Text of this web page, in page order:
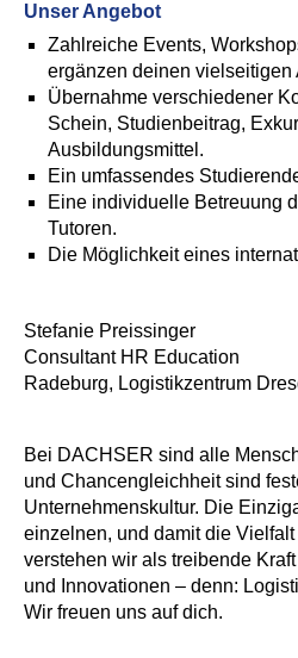
Unser Angebot
Zahlreiche Events,
ergänzen deinen vielseitigen
Übernahme verschiedener
Schein, Studienbeitrag,
Ausbildungsmittel.
Ein umfassendes
Eine individuelle Betreuung
Tutoren.
Die Möglichkeit eines
Stefanie Preissinger
Consultant HR Education
Radeburg, Logistikzentrum
Bei DACHSER sind alle
und Chancengleichheit sind
Unternehmenskultur. Die
einzelnen, und damit die Vielfalt
verstehen wir als treibende
und Innovationen – denn:
Wir freuen uns auf dich.